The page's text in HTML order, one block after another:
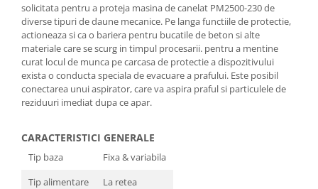
Incubatoare oua
solicitata pentru a proteja masina de canelat PM2500-230 de
diverse tipuri de daune mecanice. Pe langa functiile de protectie,
actioneaza si ca o bariera pentru bucatile de beton si alte
materiale care se scurg in timpul procesarii. pentru a mentine
curat locul de munca pe carcasa de protectie a dispozitivului
exista o conducta speciala de evacuare a prafului. Este posibil
conectarea unui aspirator, care va aspira praful si particulele de
reziduuri imediat dupa ce apar.
CARACTERISTICI GENERALE
Tip baza
Fixa & variabila
Tip alimentare
La retea